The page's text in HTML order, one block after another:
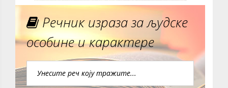
Речник израза за људске
особине и карактере